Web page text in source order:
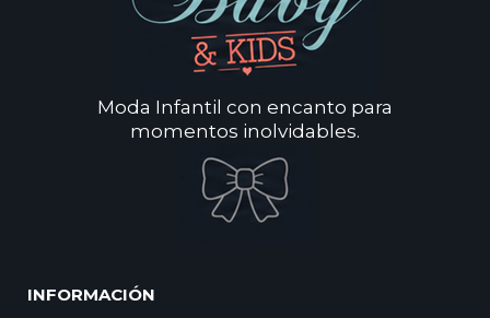
Moda Infantil con encanto para
momentos inolvidables.
INFORMACIÓN